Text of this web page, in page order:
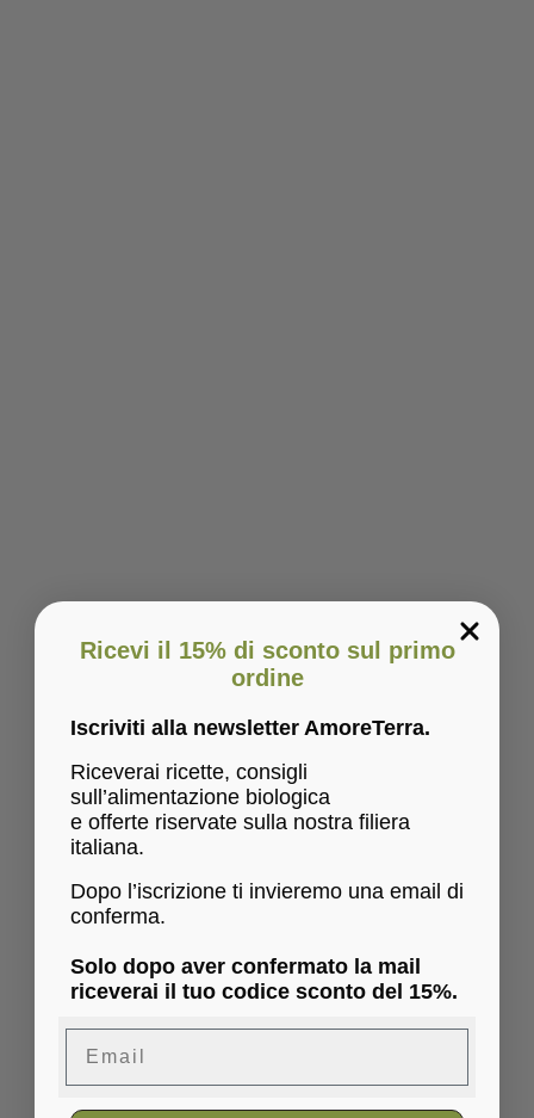
Ricevi il 15% di sconto sul primo
ordine
Iscriviti alla newsletter AmoreTerra.
Riceverai ricette, consigli
sull’alimentazione biologica
e offerte riservate sulla nostra filiera
italiana.
Dopo l’iscrizione ti invieremo una email di
conferma.
Solo dopo aver confermato la mail
riceverai il tuo codice sconto del 15%.
Email